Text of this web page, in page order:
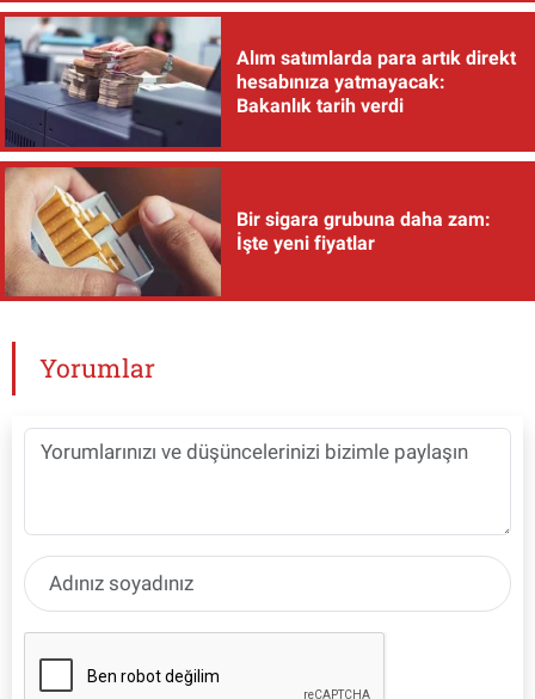
Alım satımlarda para artık direkt
hesabınıza yatmayacak:
Bakanlık tarih verdi
Bir sigara grubuna daha zam:
İşte yeni fiyatlar
Yorumlar